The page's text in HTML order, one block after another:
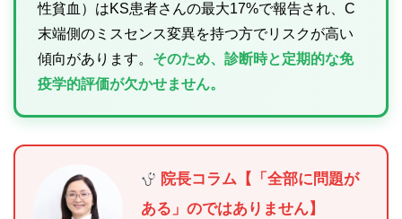
性貧血）はKS患者さんの最大17%で報告され、C
末端側のミスセンス変異を持つ方でリスクが高い
傾向があります。 そのため、診断時と定期的な免
疫学的評価が欠かせません。
院長コラム【「全部に問題が
ある」のではありません】